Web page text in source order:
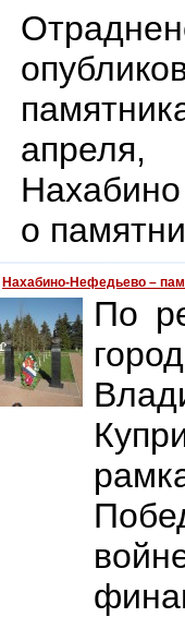
о
Нахабино-Нефедьево –
По